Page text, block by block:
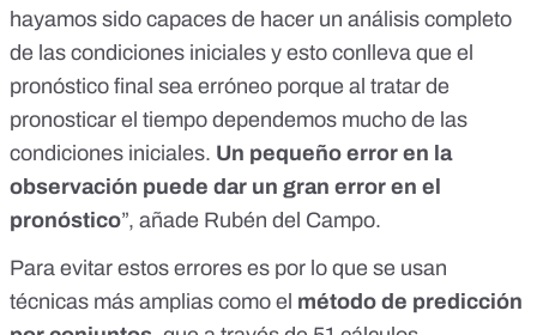
hayamos sido capaces de hacer un análisis completo
de las condiciones iniciales y esto conlleva que el
pronóstico final sea erróneo porque al tratar de
pronosticar el tiempo dependemos mucho de las
condiciones iniciales. Un pequeño error en la
observación puede dar un gran error en el
pronóstico”, añade Rubén del Campo.
Para evitar estos errores es por lo que se usan
técnicas más amplias como el método de predicción